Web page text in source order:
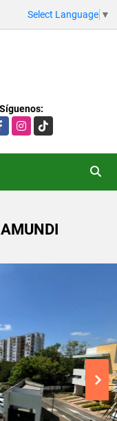
Select Language ▼
Síguenos:
Instagram
TikTok